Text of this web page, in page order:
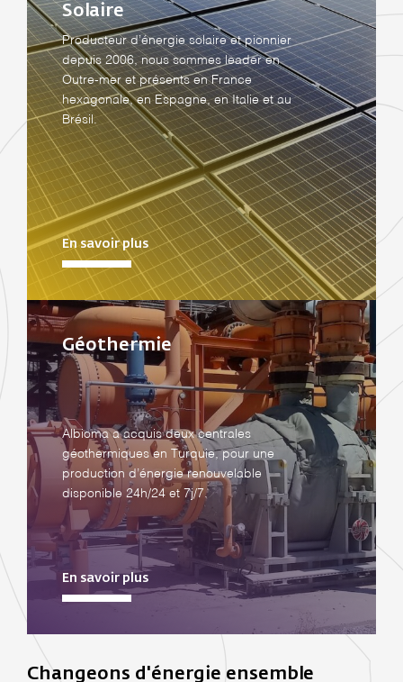
Solaire
Producteur d’énergie solaire et pionnier
depuis 2006, nous sommes leader en
Outre-mer et présents en France
hexagonale, en Espagne, en Italie et au
Brésil.
En savoir plus
Géothermie
Albioma a acquis deux centrales
géothermiques en Turquie, pour une
production d’énergie renouvelable
disponible 24h/24 et 7j/7.
En savoir plus
Changeons d'énergie ensemble